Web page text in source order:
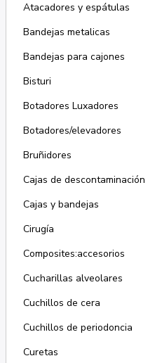
Atacadores y espátulas
Bandejas metalicas
Bandejas para cajones
Bisturi
Botadores Luxadores
Botadores/elevadores
Bruñidores
Cajas de descontaminación
Cajas y bandejas
Cirugía
Composites:accesorios
Cucharillas alveolares
Cuchillos de cera
Cuchillos de periodoncia
Curetas